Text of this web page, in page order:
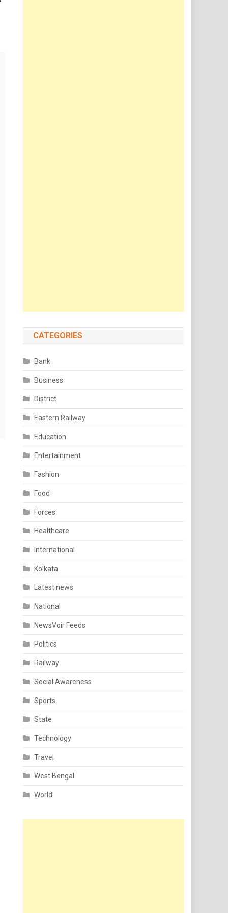
CATEGORIES
Bank
Business
District
Eastern Railway
Education
Entertainment
Fashion
Food
Forces
Healthcare
International
Kolkata
Latest news
National
NewsVoir Feeds
Politics
Railway
Social Awareness
Sports
State
Technology
Travel
West Bengal
World